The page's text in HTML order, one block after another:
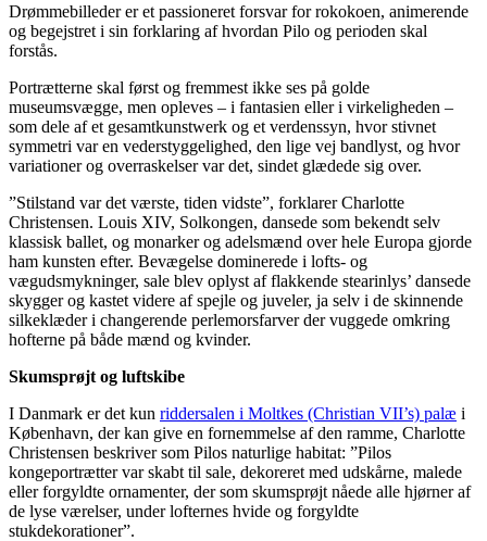
Drømmebilleder er et passioneret forsvar for rokokoen, animerende
og begejstret i sin forklaring af hvordan Pilo og perioden skal
forstås.
Portrætterne skal først og fremmest ikke ses på golde
museumsvægge, men opleves – i fantasien eller i virkeligheden –
som dele af et gesamtkunstwerk og et verdenssyn, hvor stivnet
symmetri var en vederstyggelighed, den lige vej bandlyst, og hvor
variationer og overraskelser var det, sindet glædede sig over.
”Stilstand var det værste, tiden vidste”, forklarer Charlotte
Christensen. Louis XIV, Solkongen, dansede som bekendt selv
klassisk ballet, og monarker og adelsmænd over hele Europa gjorde
ham kunsten efter. Bevægelse dominerede i lofts- og
vægudsmykninger, sale blev oplyst af flakkende stearinlys’ dansede
skygger og kastet videre af spejle og juveler, ja selv i de skinnende
silkeklæder i changerende perlemorsfarver der vuggede omkring
hofterne på både mænd og kvinder.
Skumsprøjt og luftskibe
I Danmark er det kun riddersalen i Moltkes (Christian VII’s) palæ i
København, der kan give en fornemmelse af den ramme, Charlotte
Christensen beskriver som Pilos naturlige habitat: ”Pilos
kongeportrætter var skabt til sale, dekoreret med udskårne, malede
eller forgyldte ornamenter, der som skumsprøjt nåede alle hjørner af
de lyse værelser, under lofternes hvide og forgyldte
stukdekorationer”.